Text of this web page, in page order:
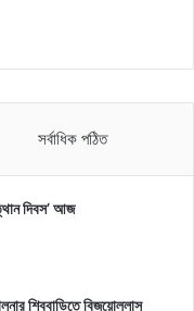
সর্বাধিক পঠিত
দিবস’ আজ
শিববাড়িতে বিজয়োল্লাস